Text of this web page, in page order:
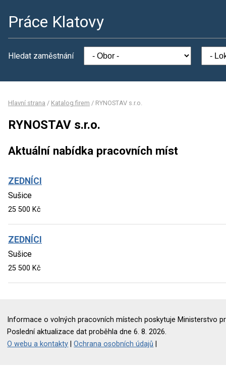
Práce Klatovy
Hledat zaměstnání
Hlavní strana / Katalog firem / RYNOSTAV s.r.o.
RYNOSTAV s.r.o.
Aktuální nabídka pracovních míst
ZEDNÍCI
Sušice
25 500 Kč
ZEDNÍCI
Sušice
25 500 Kč
Informace o volných pracovních místech poskytuje Ministerstvo
Poslední aktualizace dat proběhla dne 6. 8. 2026.
O webu a kontakty |Ochrana osobních údajů